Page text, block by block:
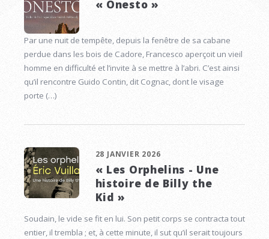
« Onesto »
Par une nuit de tempête, depuis la fenêtre de sa cabane
perdue dans les bois de Cadore, Francesco aperçoit un vieil
homme en difficulté et l’invite à se mettre à l’abri. C’est ainsi
qu’il rencontre Guido Contin, dit Cognac, dont le visage
porte (…)
28 JANVIER 2026
« Les Orphelins - Une
histoire de Billy the
Kid »
Soudain, le vide se fit en lui. Son petit corps se contracta tout
entier, il trembla ; et, à cette minute, il sut qu’il serait toujours